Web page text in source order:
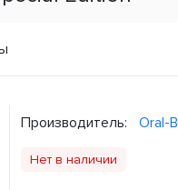
Производитель: Oral-B
Нет в наличии